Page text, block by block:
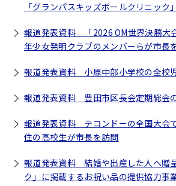
「グランパスキッズボールクリニック
報道発表資料 「2026 OM世界決勝大
年少女発明クラブのメンバーらが市長
報道発表資料 小原中部小学校の全校
報道発表資料 豊田市区長会定期総会
報道発表資料 テコンドーの全国大会
住の高校生が市長を訪問
報道発表資料 結婚や出産した人へ贈
ク」に掲載するお祝い品の提供協力事